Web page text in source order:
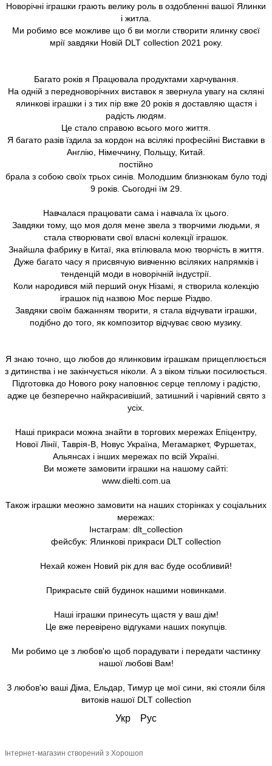
Новорічні іграшки грають велику роль в оздобленні вашої Ялинки
і житла.
Ми робимо все можливе що б ви могли створити ялинку своєї
мрії завдяки Новій DLT collection 2021 року.
Багато років я Працювала продуктами харчування.
На одній з передноворічних виставок я звернула увагу на скляні
ялинкові іграшки і з тих пір вже 20 років я доставляю щастя і
радість людям.
Це стало справою всього мого життя.
Я багато разів їздила за кордон на всілякі професійні Виставки в
Англію, Німеччину, Польщу, Китай.
постійно
брала з собою своїх трьох синів. Молодшим близнюкам було тоді
9 років. Сьогодні їм 29.
Навчалася працювати сама і навчала їх цього.
Завдяки тому, що моя доля мене звела з творчими людьми, я
стала створювати свої власні колекції іграшок.
Знайшла фабрику в Китаї, яка втілювала мою творчість в життя.
Дуже багато часу я присвячую вивченню всіляких напрямків і
тенденцій моди в новорічній індустрії.
Коли народився мій перший онук Нізамі, я створила колекцію
іграшок під назвою Моє перше Різдво.
Завдяки своїм бажанням творити, я стала відчувати іграшки,
подібно до того, як композитор відчуває свою музику.
Я знаю точно, що любов до ялинковим іграшкам прищеплюється
з дитинства і не закінчується ніколи. А з віком тільки посилюється.
Підготовка до Нового року наповнює серце теплому і радістю,
адже це безперечно найкрасивіший, затишний і чарівний свято з
усіх.
Наші прикраси можна знайти в торгових мережах Епіцентру,
Нової Лінії, Таврія-В, Новус Україна, Мегамаркет, Фуршетах,
Альянсах і інших мережах по всій Україні.
Ви можете замовити іграшки на нашому сайті:
www.dielti.com.ua
Також іграшки меожно замовити на наших сторінках у соціальних
мережах:
Інстаграм: dlt_collection
фейсбук: Ялинкові прикраси DLT collection
Нехай кожен Новий рік для вас буде особливий!
Прикрасьте свій будинок нашими новинками.
Наші іграшки принесуть щастя у ваш дім!
Це вже перевірено відгуками наших покупців.
Ми робимо це з любов'ю щоб порадувати і передати частинку
нашої любові Вам!
З любов'ю ваші Діма, Ельдар, Тимур це мої сини, які стояли біля
витоків нашої DLT collection
Укр Рус
Інтернет-магазин створений з Хорошоп